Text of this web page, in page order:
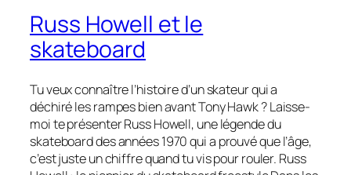
Russ Howell et le
skateboard
Tu veux connaître l’histoire d’un skateur qui a
déchiré les rampes bien avant Tony Hawk ? Laisse-
moi te présenter Russ Howell, une légende du
skateboard des années 1970 qui a prouvé que l’âge,
c’est juste un chiffre quand tu vis pour rouler. Russ